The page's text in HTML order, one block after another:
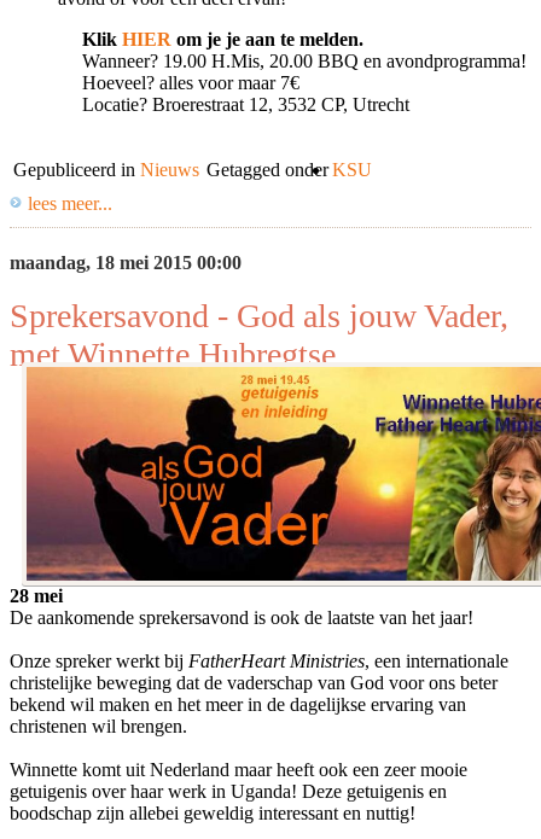
Klik HIER om je je aan te melden.
Wanneer? 19.00 H.Mis, 20.00 BBQ en avondprogramma!
Hoeveel? alles voor maar 7€
Locatie? Broerestraat 12, 3532 CP, Utrecht
Gepubliceerd in Nieuws Getagged onderKSU
lees meer...
maandag, 18 mei 2015 00:00
Sprekersavond - God als jouw Vader,
met Winnette Hubregtse
28 mei
De aankomende sprekersavond is ook de laatste van het jaar!
Onze spreker werkt bij FatherHeart Ministries, een internationale
christelijke beweging dat de vaderschap van God voor ons beter
bekend wil maken en het meer in de dagelijkse ervaring van
christenen wil brengen.
Winnette komt uit Nederland maar heeft ook een zeer mooie
getuigenis over haar werk in Uganda! Deze getuigenis en
boodschap zijn allebei geweldig interessant en nuttig!